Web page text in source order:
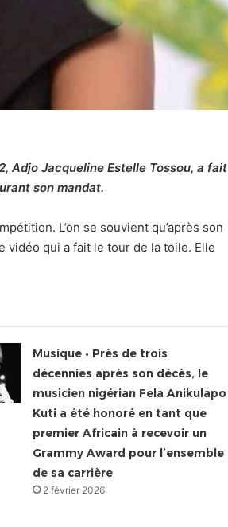
Adjo Jacqueline Estelle Tossou, a fait
son mandat.
L’on se souvient qu’après son
vidéo qui a fait le tour de la toile. Elle
Musique • Près de trois
décennies après son décès, le
musicien nigérian Fela Anikulapo
Kuti a été honoré en tant que
premier Africain à recevoir un
Grammy Award pour l’ensemble
de sa carrière
2 février 2026